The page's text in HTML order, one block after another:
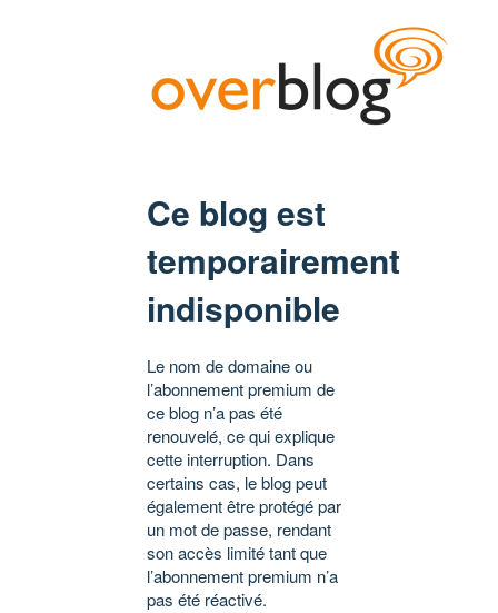
Ce blog est
temporairement
indisponible
Le nom de domaine ou
l’abonnement premium de
ce blog n’a pas été
renouvelé, ce qui explique
cette interruption. Dans
certains cas, le blog peut
également être protégé par
un mot de passe, rendant
son accès limité tant que
l’abonnement premium n’a
pas été réactivé.